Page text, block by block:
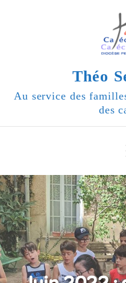
Théo
Au service des
des